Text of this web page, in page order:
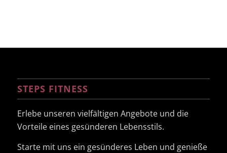
STEPS FITNESS
Erlebe unseren vielfältigen Angebote und die
Vorteile eines gesünderen Lebensstils.
Starte mit uns ein gesünderes Leben und genieße